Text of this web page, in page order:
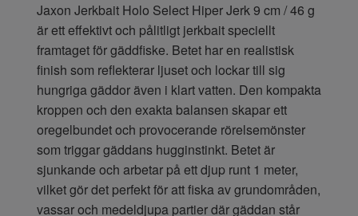
Jaxon Jerkbait Holo Select Hiper Jerk 9 cm / 46 g
är ett effektivt och pålitligt jerkbait speciellt
framtaget för gäddfiske. Betet har en realistisk
finish som reflekterar ljuset och lockar till sig
hungriga gäddor även i klart vatten. Den kompakta
kroppen och den exakta balansen skapar ett
oregelbundet och provocerande rörelsemönster
som triggar gäddans hugginstinkt. Betet är
sjunkande och arbetar på ett djup runt 1 meter,
vilket gör det perfekt för att fiska av grundområden,
vassar och medeldjupa partier där gäddan står